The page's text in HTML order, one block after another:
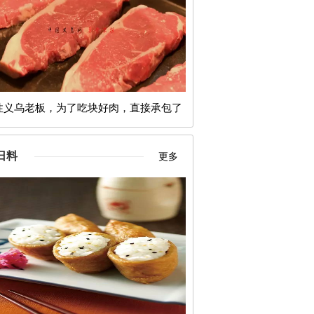
义乌老板，为了吃块好肉，直接承包了
澳洲的整片牧场！
料 更多